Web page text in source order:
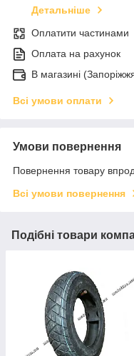
Детальніше
Оплатити частинами
Оплата на рахунок
В магазині
Всі умови оплати
Умови повернення
Повернення товару
Всі умови повернення
Подібні товари